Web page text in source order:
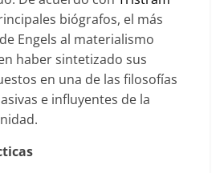
biógrafos, el más
Engels al materialismo
haber sintetizado sus
en una de las filosofías
e influyentes de la